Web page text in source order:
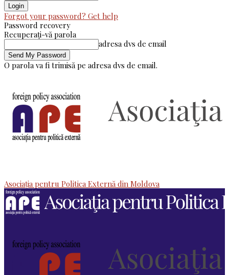
Forgot your password? Get help
Password recovery
Recuperați-vă parola
adresa dvs de email
O parola va fi trimisă pe adresa dvs de email.
Asociaţia pentru Politica Externă din Moldova